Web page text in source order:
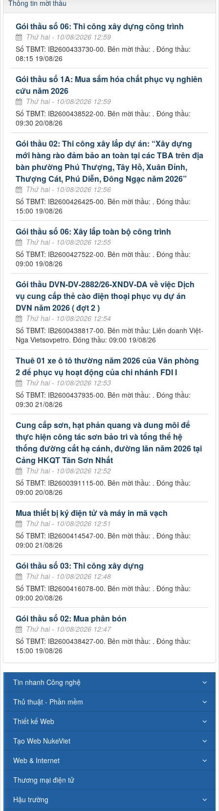
Thông tin mời thầu
Gói thầu số 06: Thi công xây dựng công trình
Thứ hai - 10/08/2026 12:59
Số TBMT: IB2600433730-00. Bên mời thầu: . Đóng thầu:
08:15 19/08/26
Gói thầu số 1A: Mua sắm hóa chất phục vụ nghiên
cứu năm 2026
Thứ hai - 10/08/2026 12:59
Số TBMT: IB2600438522-00. Bên mời thầu: . Đóng thầu:
09:30 20/08/26
Gói thầu 02: Thi công xây lắp dự án: “Xây dựng
mới hàng rào đảm bảo an toàn tại các TBA trên địa
bàn phường Phú Thượng, Tây Hồ, Xuân Đỉnh,
Thượng Cát, Phú Diễn, Đông Ngạc năm 2026”
Thứ hai - 10/08/2026 12:56
Số TBMT: IB2600426425-00. Bên mời thầu: . Đóng thầu:
15:00 19/08/26
Gói thầu số 06: Xây lắp toàn bộ công trình
Thứ hai - 10/08/2026 12:55
Số TBMT: IB2600427522-00. Bên mời thầu: . Đóng thầu:
09:00 19/08/26
Gói thầu DVN-DV-2882/26-XNDV-DA về việc Dịch
vụ cung cấp thẻ cào điện thoại phục vụ dự án
DVN năm 2026 ( đợt 2 )
Thứ hai - 10/08/2026 12:54
Số TBMT: IB2600438817-00. Bên mời thầu: Liên doanh Việt-
Nga Vietsovpetro. Đóng thầu: 09:00 19/08/26
Thuê 01 xe ô tô thường năm 2026 của Văn phòng
2 để phục vụ hoạt động của chi nhánh FDI I
Thứ hai - 10/08/2026 12:53
Số TBMT: IB2600437935-00. Bên mời thầu: . Đóng thầu:
09:30 21/08/26
Cung cấp sơn, hạt phản quang và dung môi để
thực hiện công tác sơn bảo trì và tổng thể hệ
thống đường cất hạ cánh, đường lăn năm 2026 tại
Cảng HKQT Tân Sơn Nhất
Thứ hai - 10/08/2026 12:52
Số TBMT: IB2600391115-00. Bên mời thầu: . Đóng thầu:
09:00 20/08/26
Mua thiết bị ký điện tử và máy in mã vạch
Thứ hai - 10/08/2026 12:51
Số TBMT: IB2600414547-00. Bên mời thầu: . Đóng thầu:
09:00 21/08/26
Gói thầu số 03: Thi công xây dựng
Thứ hai - 10/08/2026 12:48
Số TBMT: IB2600416078-00. Bên mời thầu: . Đóng thầu:
09:00 20/08/26
Gói thầu số 02: Mua phân bón
Thứ hai - 10/08/2026 12:47
Số TBMT: IB2600438427-00. Bên mời thầu: . Đóng thầu:
15:00 19/08/26
Tin nhanh Công nghệ
Thủ thuật - Phần mềm
Thiết kế Web
Tạo Web NukeViet
Web & Internet
Thương mại điện tử
Hậu trường